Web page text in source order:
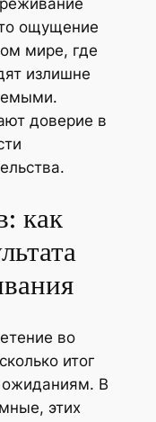
ощущение
мире, где
излишне
доверие в
как
во
итог
ожиданиям. В
этих